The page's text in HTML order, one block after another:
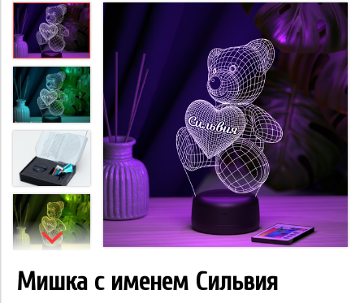
Мишка с именем Сильвия